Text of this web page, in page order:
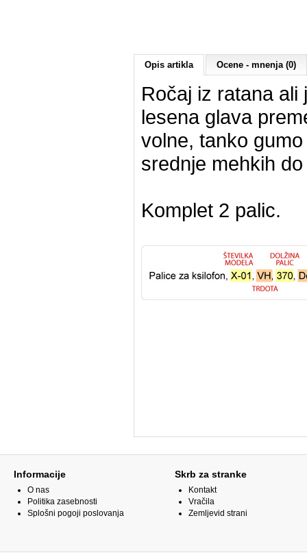
Opis artikla Ocene - mnenja (0)
Ročaj iz ratana ali
lesena glava
volne, tanko
srednje mehkih
Komplet 2 palic.
Informacije
O nas
Politika zasebnosti
Splošni pogoji poslovanja
Skrb za stranke
Kontakt
Vračila
Zemljevid strani